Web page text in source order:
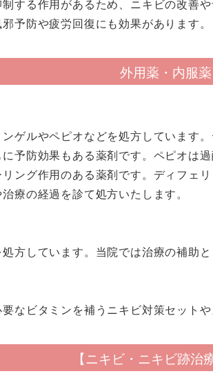
する作用があるため、ニキビの改善
予防や疲労回復にも効果があります。
外用薬・内服薬
ゲルやペピオなどを処方しています
予防効果もある薬剤です。ペピオは
ング作用のある薬剤です。ディフェ
療の経過を診て処方いたします。
方しています。当院では治療の補助
なビタミンを補うニキビ対策セット
【ニキビ・ニキビ跡治